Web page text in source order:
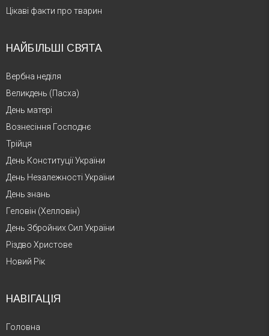
Цікаві факти про тварин
НАЙБІЛЬШІ СВЯТА
Вербна неділя
Великдень (Пасха)
День матері
Вознесіння Господнє
Трійця
День Конституції України
День Незалежності України
День знань
Геловін (Хелловін)
День Збройних Сил України
Різдво Христове
Новий Рік
НАВІГАЦІЯ
Головна